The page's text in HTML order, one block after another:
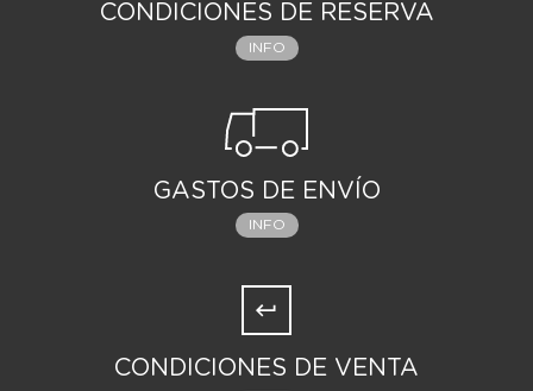
CONDICIONES DE RESERVA
INFO
GASTOS DE ENVÍO
INFO
CONDICIONES DE VENTA